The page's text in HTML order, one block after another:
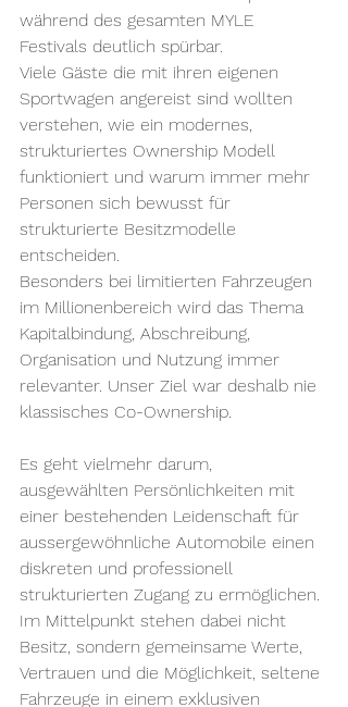
während des gesamten MYLE
Festivals deutlich spürbar.
Viele Gäste die mit ihren eigenen
Sportwagen angereist sind wollten
verstehen, wie ein modernes,
strukturiertes Ownership Modell
funktioniert und warum immer mehr
Personen sich bewusst für
strukturierte Besitzmodelle
entscheiden.
Besonders bei limitierten Fahrzeugen
im Millionenbereich wird das Thema
Kapitalbindung, Abschreibung,
Organisation und Nutzung immer
relevanter. Unser Ziel war deshalb nie
klassisches Co-Ownership.
Es geht vielmehr darum,
ausgewählten Persönlichkeiten mit
einer bestehenden Leidenschaft für
aussergewöhnliche Automobile einen
diskreten und professionell
strukturierten Zugang zu ermöglichen.
Im Mittelpunkt stehen dabei nicht
Besitz, sondern gemeinsame Werte,
Vertrauen und die Möglichkeit, seltene
Fahrzeuge in einem exklusiven